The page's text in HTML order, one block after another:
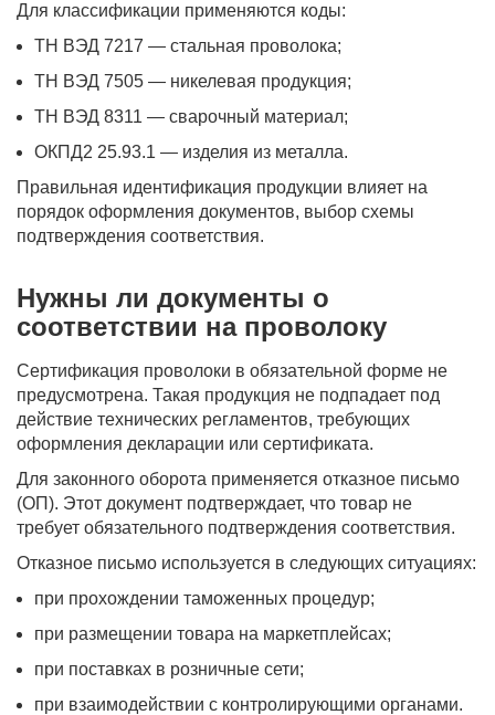
Для классификации применяются коды:
ТН ВЭД 7217 — стальная проволока;
ТН ВЭД 7505 — никелевая продукция;
ТН ВЭД 8311 — сварочный материал;
ОКПД2 25.93.1 — изделия из металла.
Правильная идентификация продукции влияет на
порядок оформления документов, выбор схемы
подтверждения соответствия.
Нужны ли документы о
соответствии на проволоку
Сертификация проволоки в обязательной форме не
предусмотрена. Такая продукция не подпадает под
действие технических регламентов, требующих
оформления декларации или сертификата.
Для законного оборота применяется отказное письмо
(ОП). Этот документ подтверждает, что товар не
требует обязательного подтверждения соответствия.
Отказное письмо используется в следующих ситуациях:
при прохождении таможенных процедур;
при размещении товара на маркетплейсах;
при поставках в розничные сети;
при взаимодействии с контролирующими органами.